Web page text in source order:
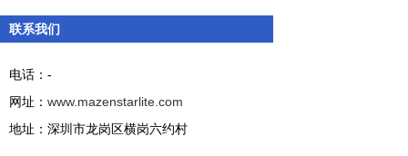
联系我们
电话：-
网址： www.mazenstarlite.com
地址：深圳市龙岗区横岗六约村